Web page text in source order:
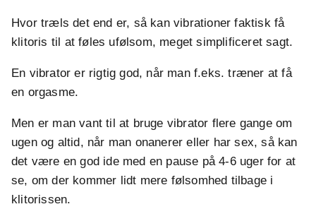
Hvor træls det end er, så kan vibrationer faktisk få
klitoris til at føles ufølsom, meget simplificeret sagt.
En vibrator er rigtig god, når man f.eks. træner at få
en orgasme.
Men er man vant til at bruge vibrator flere gange om
ugen og altid, når man onanerer eller har sex, så kan
det være en god ide med en pause på 4-6 uger for at
se, om der kommer lidt mere følsomhed tilbage i
klitorissen.